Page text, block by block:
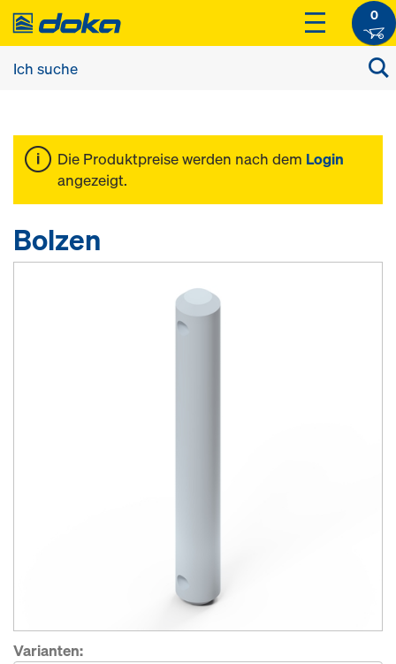
0
Die Produktpreise werden nach dem Login
angezeigt.
Bolzen
Varianten: